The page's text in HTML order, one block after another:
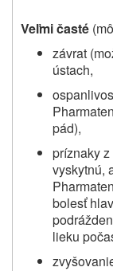
Veľmi časté
závrat
ústach,
Pharmaten
pád),
príznaky
vyskytnú,
Pharmaten
bolesť
lieku